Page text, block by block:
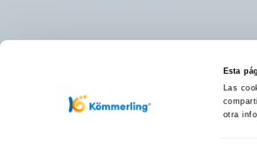
Esta
Las
otra